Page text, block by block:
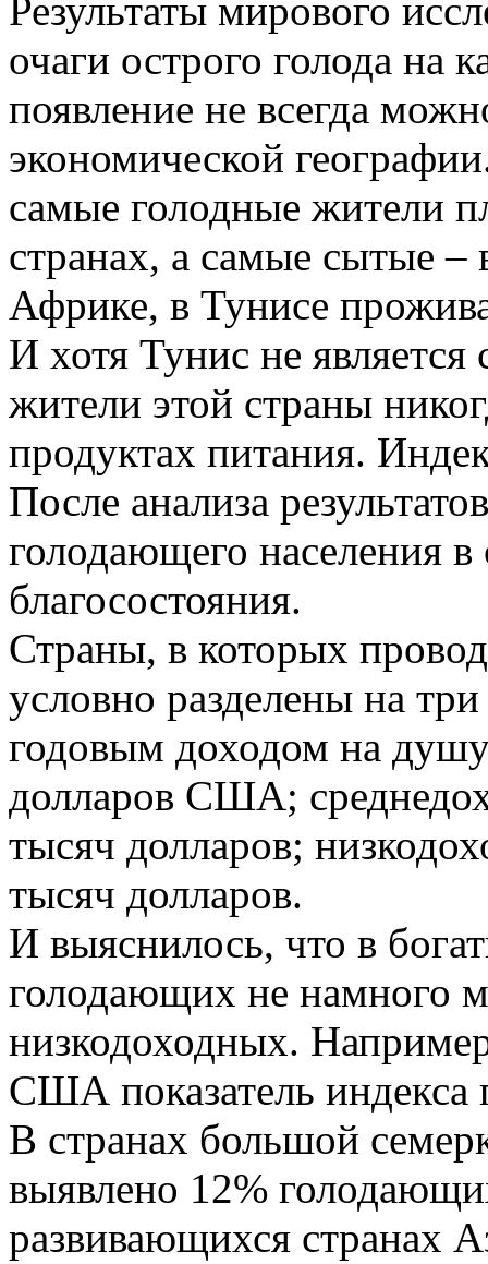
Результаты мирового
очаги острого голода на
появление не всегда
экономической
самые голодные жители
странах, а самые сытые
Африке, в Тунисе
И хотя Тунис не
жители этой страны
продуктах питания.
После анализа
голодающего населения в
благосостояния.
Страны, в которых
условно разделены на
годовым доходом на
долларов США;
тысяч долларов;
тысяч долларов.
И выяснилось, что в
голодающих не намного
низкодоходных.
США показатель индекса
В странах большой
выявлено 12%
развивающихся странах